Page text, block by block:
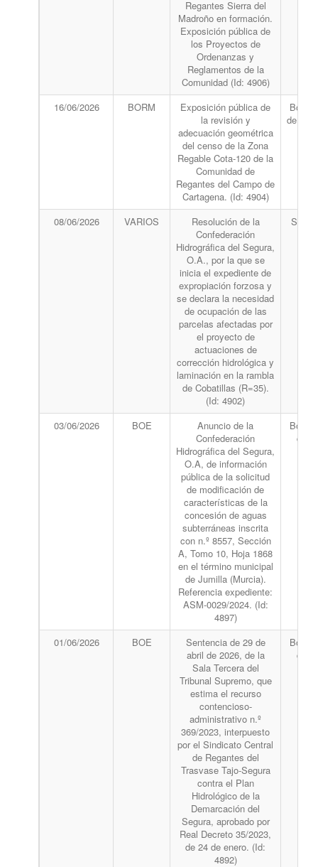
Regantes Sierra del
Madroño en formación.
Exposición pública de
los Proyectos de
Ordenanzas y
Reglamentos de la
Comunidad (Id: 4906)
16/06/2026 BORM
Exposición pública de
la revisión y
adecuación geométrica
del censo de la Zona
Regable Cota-120 de la
Comunidad de
Regantes del Campo de
Cartagena. (Id: 4904)
de la
08/06/2026 VARIOS
Resolución de la
Confederación
Hidrográfica del Segura,
O.A., por la que se
inicia el expediente de
expropiación forzosa y
se declara la necesidad
de ocupación de las
parcelas afectadas por
el proyecto de
actuaciones de
corrección hidrológica y
laminación en la rambla
de Cobatillas (R=35).
(Id: 4902)
Se
03/06/2026 BOE
Anuncio de la
Confederación
Hidrográfica del Segura,
O.A, de información
pública de la solicitud
de modificación de
características de la
concesión de aguas
subterráneas inscrita
con n.º 8557, Sección
A, Tomo 10, Hoja 1868
en el término municipal
de Jumilla (Murcia).
Referencia expediente:
ASM-0029/2024. (Id:
4897)
del
01/06/2026 BOE
Sentencia de 29 de
abril de 2026, de la
Sala Tercera del
Tribunal Supremo, que
estima el recurso
contencioso-
administrativo n.º
369/2023, interpuesto
por el Sindicato Central
de Regantes del
Trasvase Tajo-Segura
contra el Plan
Hidrológico de la
Demarcación del
Segura, aprobado por
Real Decreto 35/2023,
de 24 de enero. (Id:
4892)
del